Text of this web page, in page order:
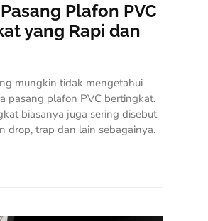
Plafon PVC
yang Rapi dan
mungkin tidak mengetahui
pasang plafon PVC bertingkat.
biasanya juga sering disebut
drop, trap dan lain sebagainya.